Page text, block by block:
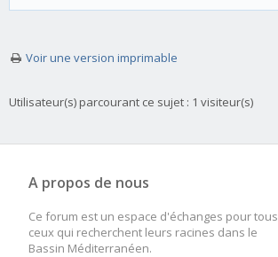
Voir une version imprimable
Utilisateur(s) parcourant ce sujet : 1 visiteur(s)
A propos de nous
Ce forum est un espace d'échanges pour tous
ceux qui recherchent leurs racines dans le
Bassin Méditerranéen.